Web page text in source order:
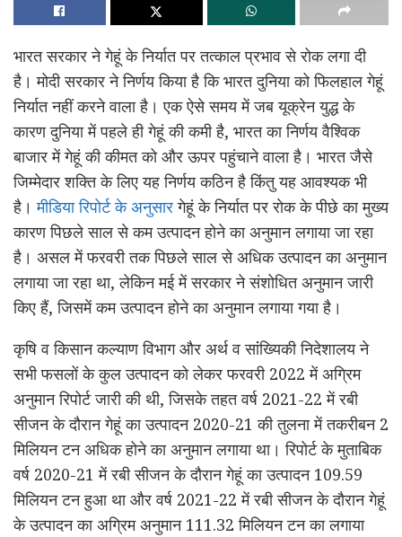
भारत सरकार ने गेहूं के निर्यात पर तत्काल प्रभाव से रोक लगा दी
है। मोदी सरकार ने निर्णय किया है कि भारत दुनिया को फिलहाल गेहूं
निर्यात नहीं करने वाला है। एक ऐसे समय में जब यूक्रेन युद्ध के
कारण दुनिया में पहले ही गेहूं की कमी है, भारत का निर्णय वैश्विक
बाजार में गेहूं की कीमत को और ऊपर पहुंचाने वाला है। भारत जैसे
जिम्मेदार शक्ति के लिए यह निर्णय कठिन है किंतु यह आवश्यक भी
है।मीडिया रिपोर्ट के अनुसारगेहूं के निर्यात पर रोक के पीछे का मुख्य
कारण पिछले साल से कम उत्पादन होने का अनुमान लगाया जा रहा
है। असल में फरवरी तक पिछले साल से अधिक उत्पादन का अनुमान
लगाया जा रहा था, लेकिन मई में सरकार ने संशोधित अनुमान जारी
किए हैं, जिसमें कम उत्पादन होने का अनुमान लगाया गया है।
कृषि व किसान कल्याण विभाग और अर्थ व सांंख्यिकी निदेशालय ने
सभी फसलों के कुल उत्पादन को लेकर फरवरी 2022 में अग्रिम
अनुमान रिपोर्ट जारी की थी, जिसके तहत वर्ष 2021-22 में रबी
सीजन के दौरान गेहूं का उत्पादन 2020-21 की तुलना में तकरीबन 2
मिलियन टन अधिक होने का अनुमान लगाया था। रिपोर्ट के मुताबिक
वर्ष 2020-21 में रबी सीजन के दौरान गेहूं का उत्पादन 109.59
मिलियन टन हुआ था और वर्ष 2021-22 में रबी सीजन के दौरान गेहूं
के उत्पादन का अग्रिम अनुमान 111.32 मिलियन टन का लगाया